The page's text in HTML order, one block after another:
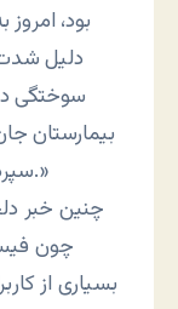
بود، امروز
دلیل
سوختگی
بیمارستان
سپرد.»
چنین خبر
چون
بسیاری از